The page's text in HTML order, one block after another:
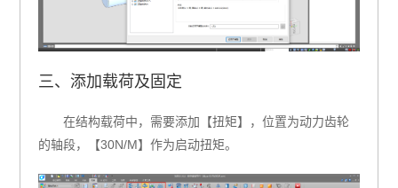
三、添加载荷及固定
在结构载荷中，需要添加【扭矩】，位置为动力齿轮
的轴段，【30N/M】作为启动扭矩。